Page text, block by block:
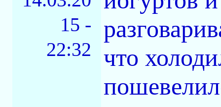
15 -
22:32
что